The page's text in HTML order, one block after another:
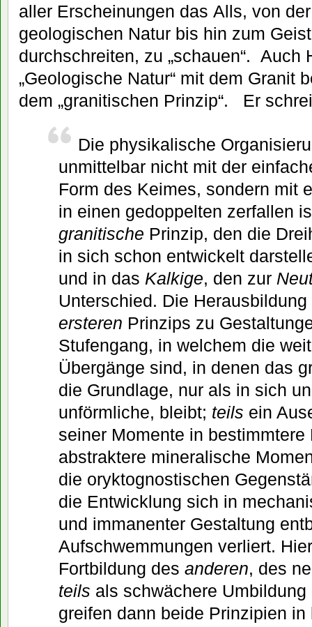
aller Erscheinungen das Alls, von
geologischen Natur bis hin zum
durchschreiten, zu „schauen“. Auch
„Geologische Natur“ mit dem Granit
dem „granitischen Prinzip“. Er
Die physikalische
unmittelbar nicht mit der
Form des Keimes, sondern mit
in einen gedoppelten zerfallen
granitische Prinzip, den die
in sich schon entwickelt
und in das Kalkige, den zur
Unterschied. Die
ersteren Prinzips zu
Stufengang, in welchem die
Übergänge sind, in denen das
die Grundlage, nur als in sich
unförmliche, bleibt; teils ein
seiner Momente in bestimmtere
abstraktere mineralische
die oryktognostischen
die Entwicklung sich in
und immanenter Gestaltung
Aufschwemmungen verliert.
Fortbildung des anderen, des
teils als schwächere
greifen dann beide Prinzipien